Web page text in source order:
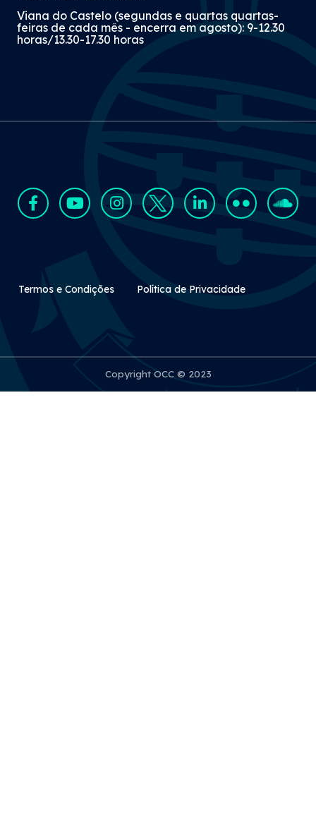
Viana do Castelo (segundas e quartas quartas-
feiras de cada mês - encerra em agosto): 9-12.30
horas/13.30-17.30 horas
Rodapé Secundário
Termos e Condições Política de Privacidade
Copyright OCC © 2023